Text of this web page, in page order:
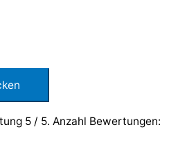
5 / 5. Anzahl Bewertungen: